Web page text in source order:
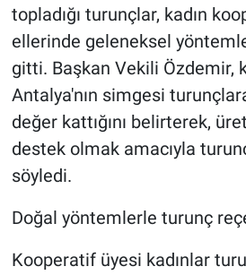
topladığı turunçlar, kadın
ellerinde geleneksel
gitti. Başkan Vekili Özdemir,
Antalya'nın simgesi
değer kattığını belirterek,
destek olmak amacıyla
söyledi.
Doğal yöntemlerle turunç
Kooperatif üyesi kadınlar